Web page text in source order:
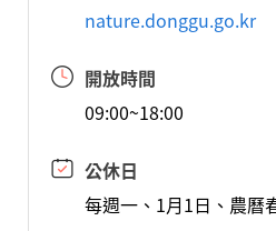
nature.donggu.go.kr
開放時間
09:00~18:00
公休日
每週一、1月1日、農曆